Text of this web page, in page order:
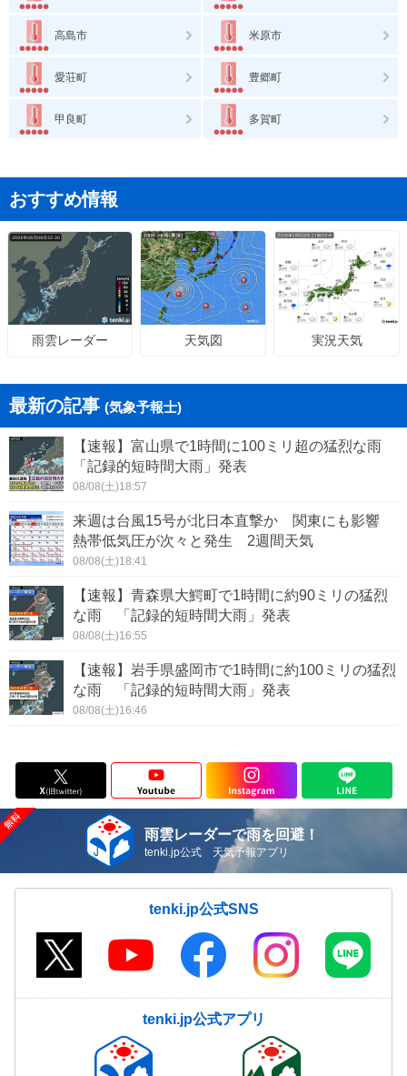
高島市 米原市
愛荘町 豊郷町
甲良町 多賀町
おすすめ情報
雨雲レーダー 天気図 実況天気
最新の記事 (気象予報士)
【速報】富山県で1時間に100ミリ超の猛烈な雨
「記録的短時間大雨」発表
08/08(土)18:57
来週は台風15号が北日本直撃か 関東にも影響
熱帯低気圧が次々と発生 2週間天気
08/08(土)18:41
【速報】青森県大鰐町で1時間に約90ミリの猛烈
な雨 「記録的短時間大雨」発表
08/08(土)16:55
【速報】岩手県盛岡市で1時間に約100ミリの猛烈
な雨 「記録的短時間大雨」発表
08/08(土)16:46
雨雲レーダーで雨を回避！
tenki.jp公式 天気予報アプリ
tenki.jp公式SNS
tenki.jp公式アプリ